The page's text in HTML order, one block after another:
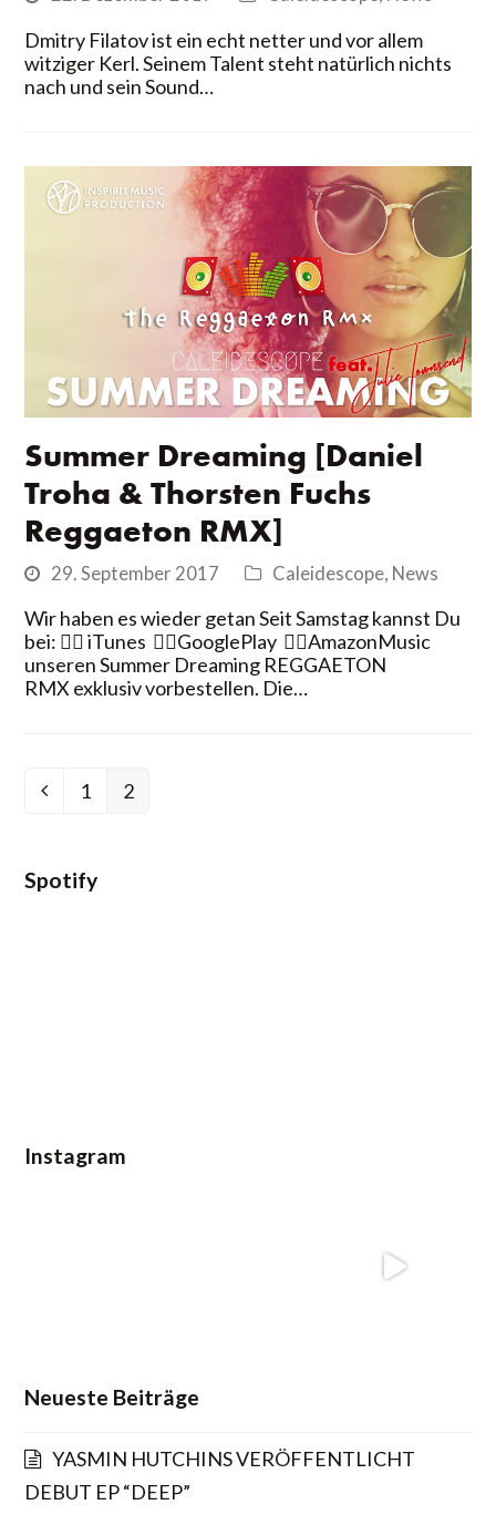
Dmitry Filatov ist ein echt netter und vor allem
witziger Kerl. Seinem Talent steht natürlich nichts
nach und sein Sound…
Summer Dreaming [Daniel
Troha & Thorsten Fuchs
Reggaeton RMX]
29. September 2017 Caleidescope, News
Wir haben es wieder getan Seit Samstag kannst Du
bei: 👉🏻 iTunes 👉🏻GooglePlay 👉🏻AmazonMusic
unseren Summer Dreaming REGGAETON
RMX exklusiv vorbestellen. Die…
Vorheriger
Seite
1 Seite
2
Spotify
Instagram
Neueste Beiträge
YASMIN HUTCHINS VERÖFFENTLICHT
DEBUT EP “DEEP”